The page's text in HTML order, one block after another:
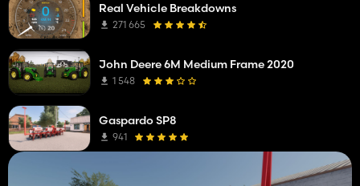
Real Vehicle Breakdowns
271 665
John Deere 6M Medium Frame 2020
1 548
Gaspardo SP8
941